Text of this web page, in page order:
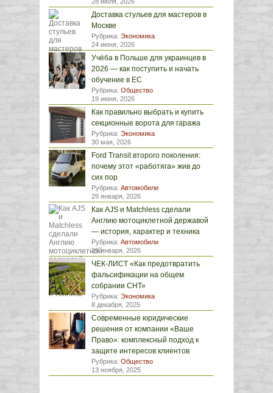
Доставка стульев для мастеров в
Москве
Рубрика: Экономика
24 июня, 2026
Учёба в Польше для украинцев в
2026 — как поступить и начать
обучение в ЕС
Рубрика: Общество
19 июня, 2026
Как правильно выбрать и купить
секционные ворота для гаража
Рубрика: Экономика
30 мая, 2026
Ford Transit второго поколения:
почему этот «работяга» жив до
сих пор
Рубрика: Автомобили
29 января, 2026
Как AJS и Matchless сделали
Англию мотоциклетной державой
— история, характер и техника
Рубрика: Автомобили
29 января, 2026
ЧЕК-ЛИСТ «Как предотвратить
фальсификации на общем
собрании СНТ»
Рубрика: Экономика
8 декабря, 2025
Современные юридические
решения от компании «Ваше
Право»: комплексный подход к
защите интересов клиентов
Рубрика: Общество
13 ноября, 2025